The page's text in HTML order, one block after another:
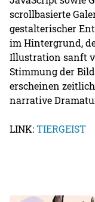
scrollbasierte
gestalterischer
im Hintergrund,
Illustration sanft
Stimmung der
erscheinen
narrative
LINK:TIERGEIST